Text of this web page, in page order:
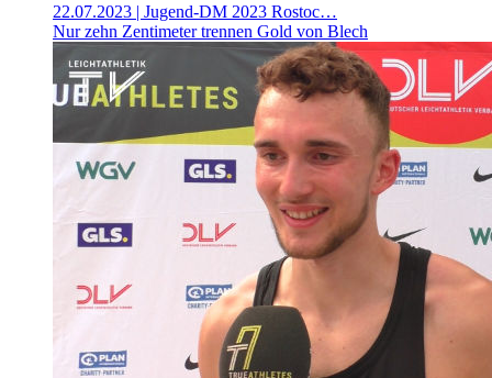
22.07.2023 | Jugend-DM 2023 Rostoc…
Nur zehn Zentimeter trennen Gold von Blech